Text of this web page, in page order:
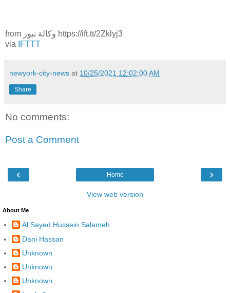
from وكالة نيوز https://ift.tt/2Zklyj3
via
IFTTT
newyork-city-news at 10/25/2021 12:02:00 AM
Share
No comments:
Post a Comment
‹ ›
Home
View web version
About Me
Al Sayed Hussein Salameh
Dani Hassan
Unknown
Unknown
Unknown